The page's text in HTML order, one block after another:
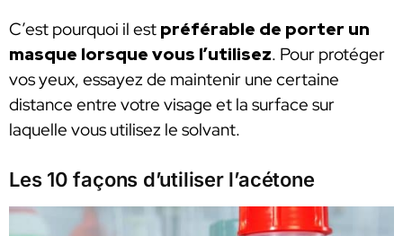
C’est pourquoi il est préférable de porter un
masque lorsque vous l’utilisez. Pour protéger
vos yeux, essayez de maintenir une certaine
distance entre votre visage et la surface sur
laquelle vous utilisez le solvant.
Les 10 façons d’utiliser l’acétone